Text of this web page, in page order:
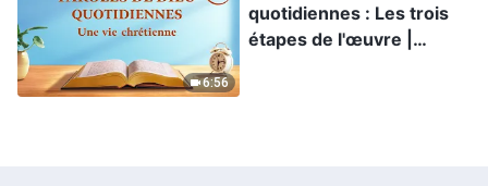
6:56
quotidiennes : Les trois
étapes de l'œuvre |